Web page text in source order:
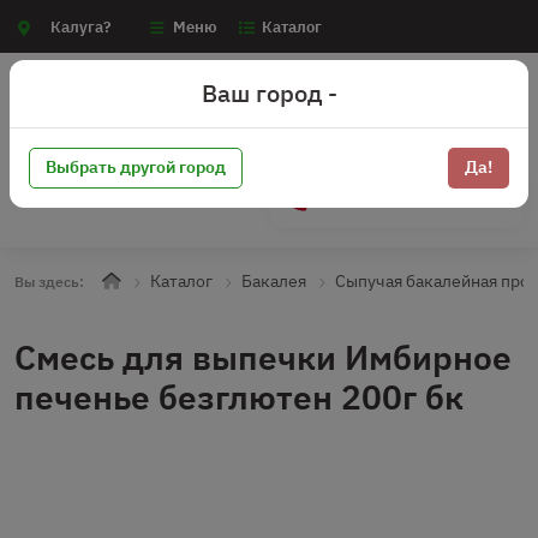
Калуга? Меню Каталог
Вы здесь: Каталог Бакалея Сыпучая бакалейная
Смесь для выпечки Имбирное
печенье безглютен 200г бк
Ваш город -
Выбрать другой город Да!